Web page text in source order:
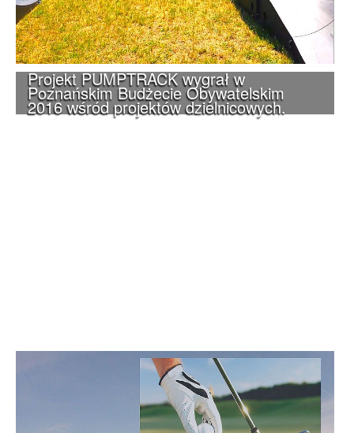
Projekt PUMPTRACK wygrał w
Poznańskim Budżecie Obywatelskim
2016 wśród projektów dzielnicowych.